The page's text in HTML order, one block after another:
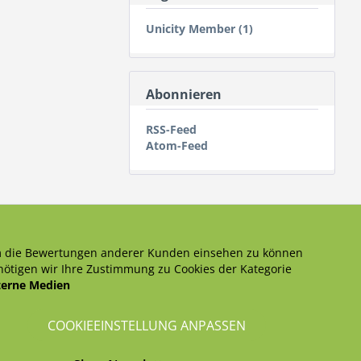
Unicity Member (1)
Abonnieren
RSS-Feed
Atom-Feed
die Bewertungen anderer Kunden einsehen zu können
wir Ihre Zustimmung zu Cookies der Kategorie
Medien
COOKIEEINSTELLUNG ANPASSEN